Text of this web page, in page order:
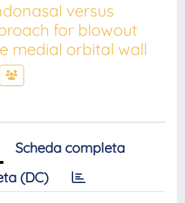
versus
for blowout
medial orbital wall
Scheda completa
(DC)